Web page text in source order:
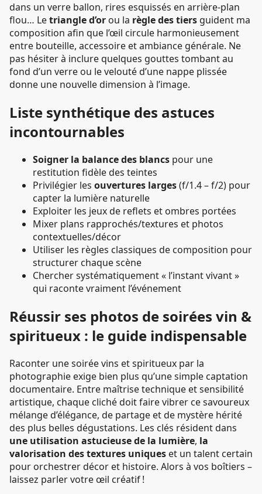
dans un verre ballon, rires esquissés en arrière-plan
flou… Letriangle d’or ou la règle des tiers guident ma
composition afin que l’œil circule harmonieusement
entre bouteille, accessoire et ambiance générale. Ne
pas hésiter à inclure quelques gouttes tombant au
fond d’un verre ou le velouté d’une nappe plissée
donne une nouvelle dimension à l’image.
Liste synthétique des astuces
incontournables
Soigner la balance des blancs pour une
restitution fidèle des teintes
Privilégier les ouvertures larges(f/1.4 – f/2) pour
capter la lumière naturelle
Exploiter les jeux de reflets et ombres portées
Mixer plans rapprochés/textures et photos
contextuelles/décor
Utiliser les règles classiques de composition pour
structurer chaque scène
Chercher systématiquement « l’instant vivant »
qui raconte vraiment l’événement
Réussir ses photos de soirées vin &
spiritueux : le guide indispensable
Raconter une soirée vins et spiritueux par la
photographie exige bien plus qu’une simple captation
documentaire. Entre maîtrise technique et sensibilité
artistique, chaque cliché doit faire vibrer ce savoureux
mélange d’élégance, de partage et de mystère hérité
des plus belles dégustations. Les clés résident dans
une utilisation astucieuse de la lumière, la
valorisation des textures uniques et un talent certain
pour orchestrer décor et histoire. Alors à vos boîtiers –
laissez parler votre œil créatif !